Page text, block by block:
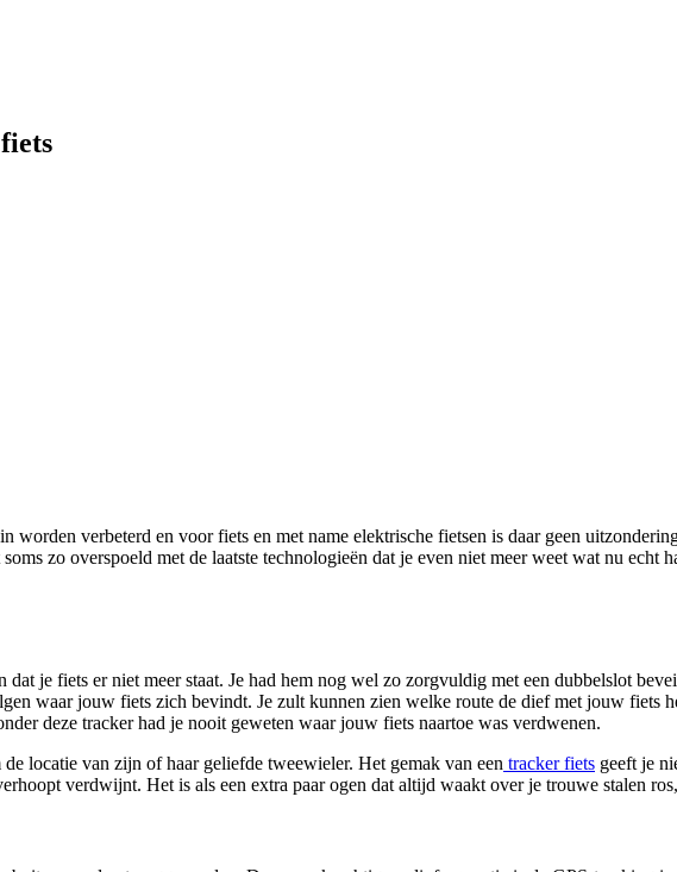
worden verbeterd en voor fiets en met name elektrische fietsen is daar geen
zo overspoeld met de laatste technologieën dat je even niet meer weet wat nu echt
je fiets er niet meer staat. Je had hem nog wel zo zorgvuldig met een dubbelslot
waar jouw fiets zich bevindt. Je zult kunnen zien welke route de dief met jouw fiets
deze tracker had je nooit geweten waar jouw fiets naartoe was verdwenen.
locatie van zijn of haar geliefde tweewieler. Het gemak van een tracker fiets geeft je
verdwijnt. Het is als een extra paar ogen dat altijd waakt over je trouwe stalen